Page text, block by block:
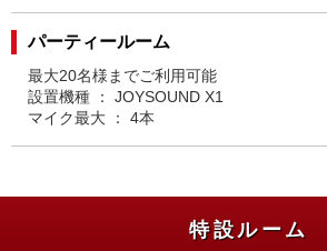
パーティールーム
最大20名様までご利用可能
設置機種 ： JOYSOUND X1
マイク最大 ： 4本
特設ルーム